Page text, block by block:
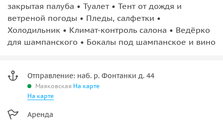
закрытая палуба • Туалет • Тент от дождя и
ветреной погоды • Пледы, салфетки •
Холодильник • Климат-контроль салона • Ведёрко
для шампанского • Бокалы под шампанское и вино
Отправление: наб. р. Фонтанки д. 44
Маяковская На карте
На карте
Аренда